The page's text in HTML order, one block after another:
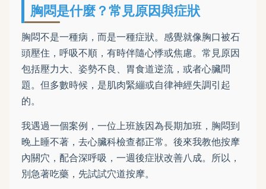
胸悶是什麼？常見原因與症狀
胸悶不是一種病，而是一種症狀。感覺就像胸口被石
頭壓住，呼吸不順，有時伴隨心悸或焦慮。常見原因
包括壓力大、姿勢不良、胃食道逆流，或者心臟問
題。但多數時候，是肌肉緊繃或自律神經失調引起
的。
我遇過一個案例，一位上班族因為長期加班，胸悶到
晚上睡不著，去心臟科檢查都正常。後來我教他按摩
內關穴，配合深呼吸，一週後症狀改善八成。所以，
別急著吃藥，先試試穴道按摩。